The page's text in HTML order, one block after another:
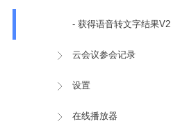
- 获得语音转文字结果V2
云会议参会记录
设置
在线播放器